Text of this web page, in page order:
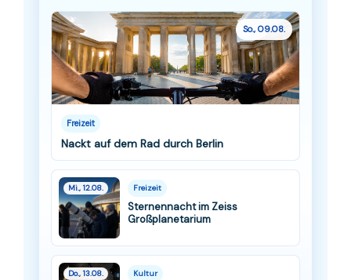
So., 09.08.
Freizeit
Nackt auf dem Rad durch Berlin
Mi., 12.08. Freizeit
Sternennacht im Zeiss
Großplanetarium
Do., 13.08. Kultur